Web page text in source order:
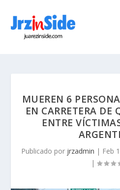
MUEREN 6
EN CARRETERA
ENTRE
Publicado por jrzadmin | Feb
|